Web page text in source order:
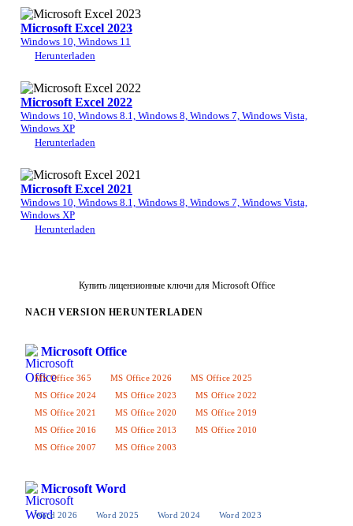
Microsoft Excel 2023
Windows 10, Windows 11
Herunterladen
Microsoft Excel 2022
Windows 10, Windows 8.1, Windows 8, Windows 7, Windows Vista,
Windows XP
Herunterladen
Microsoft Excel 2021
Windows 10, Windows 8.1, Windows 8, Windows 7, Windows Vista,
Windows XP
Herunterladen
Купить лицензионные ключи для Microsoft Office
NACH VERSION HERUNTERLADEN
Microsoft Office
MS Office 365 MS Office 2026
MS Office 2025
MS Office 2024
MS Office 2023
MS Office 2022
MS Office 2021
MS Office 2020
MS Office 2019
MS Office 2016
MS Office 2013
MS Office 2010
MS Office 2007
MS Office 2003
Microsoft Word
Word 2026 Word 2025 Word 2024
Word 2023